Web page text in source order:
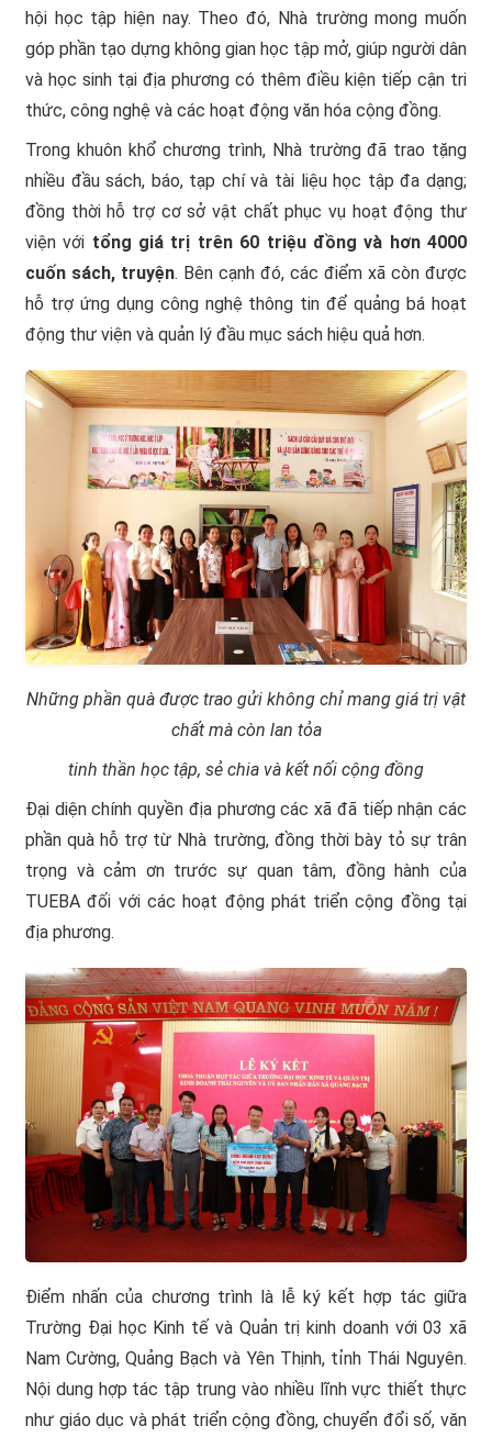
hội học tập hiện nay. Theo đó, Nhà trường mong muốn
góp phần tạo dựng không gian học tập mở, giúp người dân
và học sinh tại địa phương có thêm điều kiện tiếp cận tri
thức, công nghệ và các hoạt động văn hóa cộng đồng.
Trong khuôn khổ chương trình, Nhà trường đã trao tặng
nhiều đầu sách, báo, tạp chí và tài liệu học tập đa dạng;
đồng thời hỗ trợ cơ sở vật chất phục vụ hoạt động thư
viện với tổng giá trị trên 60 triệu đồng và hơn 4000
cuốn sách, truyện. Bên cạnh đó, các điểm xã còn được
hỗ trợ ứng dụng công nghệ thông tin để quảng bá hoạt
động thư viện và quản lý đầu mục sách hiệu quả hơn.
Những phần quà được trao gửi không chỉ mang giá trị vật
chất mà còn lan tỏa
tinh thần học tập, sẻ chia và kết nối cộng đồng
Đại diện chính quyền địa phương các xã đã tiếp nhận các
phần quà hỗ trợ từ Nhà trường, đồng thời bày tỏ sự trân
trọng và cảm ơn trước sự quan tâm, đồng hành của
TUEBA đối với các hoạt động phát triển cộng đồng tại
địa phương.
Điểm nhấn của chương trình là lễ ký kết hợp tác giữa
Trường Đại học Kinh tế và Quản trị kinh doanh với 03 xã
Nam Cường, Quảng Bạch và Yên Thịnh, tỉnh Thái Nguyên.
Nội dung hợp tác tập trung vào nhiều lĩnh vực thiết thực
như giáo dục và phát triển cộng đồng, chuyển đổi số, văn